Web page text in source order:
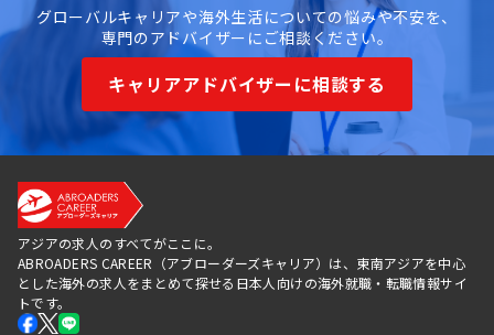
グローバルキャリアや海外生活についての悩みや不安を、
専門のアドバイザーにご相談ください。
キャリアアドバイザーに相談する
アジアの求人のすべてがここに。
ABROADERS CAREER（アブローダーズキャリア）は、東南アジアを中心
とした海外の求人をまとめて探せる日本人向けの海外就職・転職情報サイ
トです。